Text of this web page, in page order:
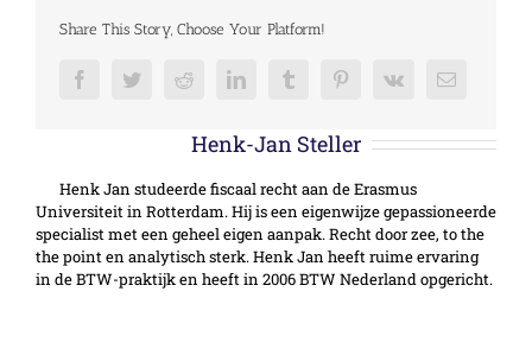
Share This Story, Choose Your Platform!
FacebookTwitterRedditLinkedInTumblr PinterestVk
E-
Henk-Jan Steller
Henk Jan studeerde fiscaal recht aan de Erasmus
Universiteit in Rotterdam. Hij is een eigenwijze gepassioneerde
specialist met een geheel eigen aanpak. Recht door zee, to the
the point en analytisch sterk. Henk Jan heeft ruime ervaring
in de BTW-praktijk en heeft in 2006 BTW Nederland opgericht.